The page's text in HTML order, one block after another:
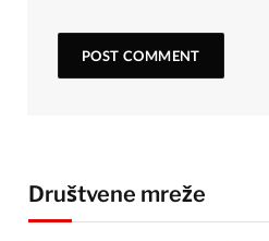
Društvene mreže